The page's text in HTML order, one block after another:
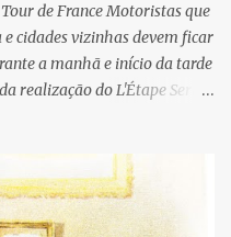
de France Motoristas que
cidades vizinhas devem ficar
a manhã e início da tarde
realização do L'Étape Serra
país e terá percursos
Amparo, Monte Alegre
a segurança dos